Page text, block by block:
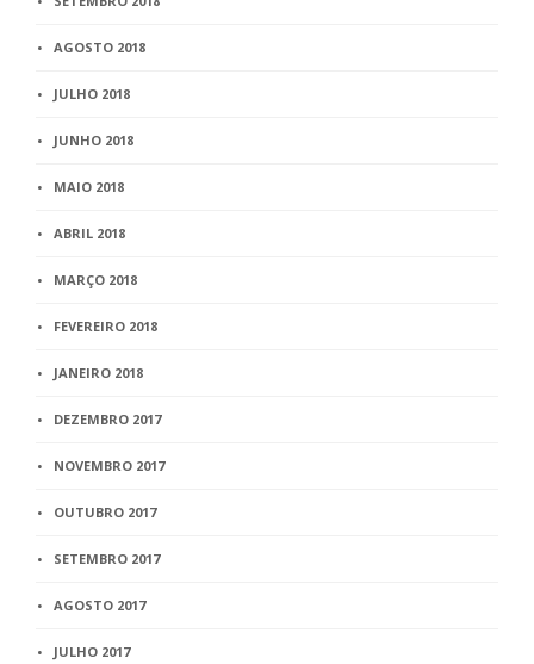
AGOSTO 2018
JULHO 2018
JUNHO 2018
MAIO 2018
ABRIL 2018
MARÇO 2018
FEVEREIRO 2018
JANEIRO 2018
DEZEMBRO 2017
NOVEMBRO 2017
OUTUBRO 2017
SETEMBRO 2017
AGOSTO 2017
JULHO 2017